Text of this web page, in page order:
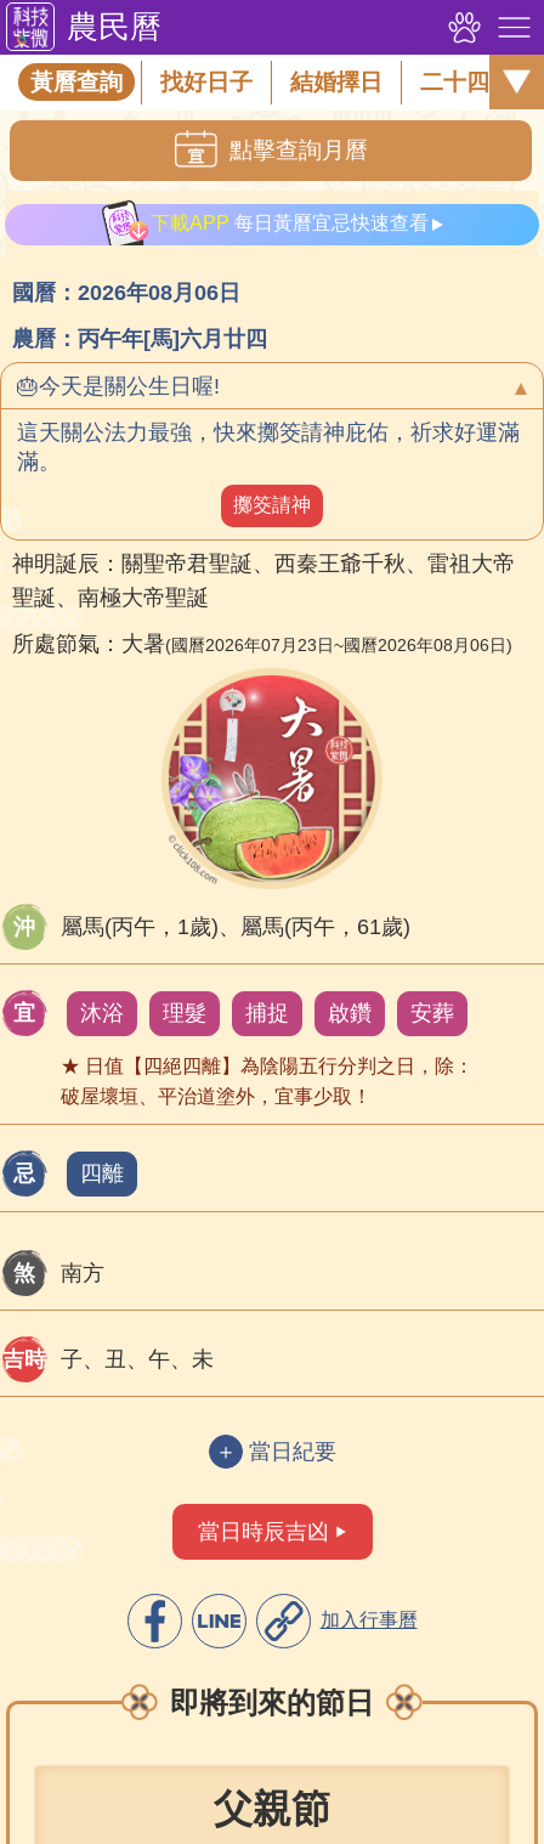
農民曆
黃曆查詢 找好日子 結婚擇日 二十四節氣
點擊查詢月曆
下載APP 每日黃曆宜忌快速查看
國曆：2026年08月06日
農曆：丙午年[馬]六月廿四
🎂今天是關公生日喔!
這天關公法力最強，快來擲筊請神庇佑，祈求好運滿
滿。
擲筊請神
神明誕辰：關聖帝君聖誕、西秦王爺千秋、雷祖大帝
聖誕、南極大帝聖誕
所處節氣：大暑(國曆2026年07月23日~國曆2026年08月06日)
沖 屬馬(丙午，1歲)、屬馬(丙午，61歲)
宜 沐浴 理髮 捕捉 啟鑽 安葬
★ 日值【四絕四離】為陰陽五行分判之日，除：
破屋壞垣、平治道塗外，宜事少取！
忌 四離
煞 南方
吉時 子、丑、午、未
＋ 當日紀要
當日時辰吉凶
加入行事曆
即將到來的節日
父親節